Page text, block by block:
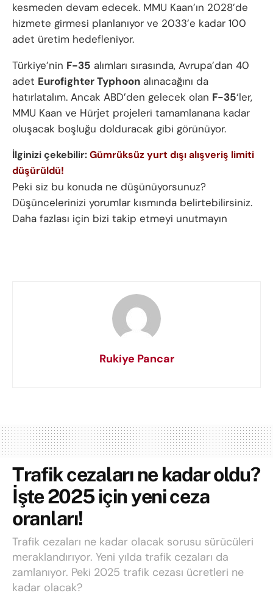
kesmeden devam edecek. MMU Kaan’ın 2028’de
hizmete girmesi planlanıyor ve 2033’e kadar 100
adet üretim hedefleniyor.
Türkiye’nin F-35 alımları sırasında, Avrupa’dan 40
adet Eurofighter Typhoon alınacağını da
hatırlatalım. Ancak ABD’den gelecek olan F-35‘ler,
MMU Kaan ve Hürjet projeleri tamamlanana kadar
oluşacak boşluğu dolduracak gibi görünüyor.
İlginizi çekebilir:Gümrüksüz yurt dışı alışveriş limiti
düşürüldü!
Peki siz bu konuda ne düşünüyorsunuz?
Düşüncelerinizi yorumlar kısmında belirtebilirsiniz.
Daha fazlası için bizi takip etmeyi unutmayın
Rukiye Pancar
Trafik cezaları ne kadar oldu?
İşte 2025 için yeni ceza
oranları!
Trafik cezaları ne kadar olacak sorusu sürücüleri
meraklandırıyor. Yeni yılda trafik cezaları da
zamlanıyor. Peki 2025 trafik cezası ücretleri ne
kadar olacak?